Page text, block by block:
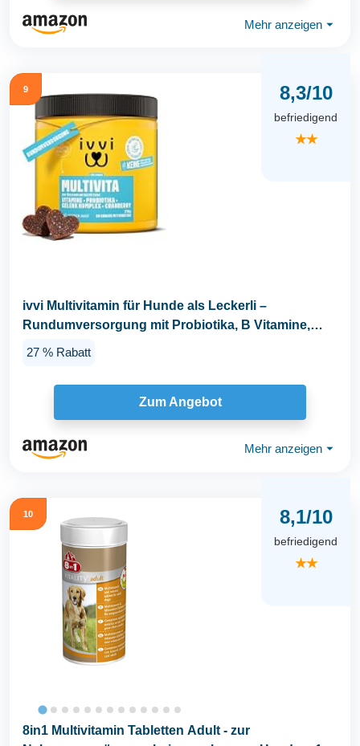
Mehr anzeigen ⏷
9 8,3/10
befriedigend
★★
ivvi Multivitamin für Hunde als Leckerli –
Rundumversorgung mit Probiotika, B Vitamine,
27 % Rabatt
Zum Angebot
Mehr anzeigen ⏷
10 8,1/10
befriedigend
★★
8in1 Multivitamin Tabletten Adult - zur